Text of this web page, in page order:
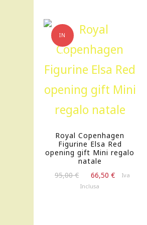
IN
OFFERTA!
Royal Copenhagen
Figurine Elsa Red
opening gift Mini regalo
natale
95,00€
prezzo
66,50€
IlIva
Inclusa